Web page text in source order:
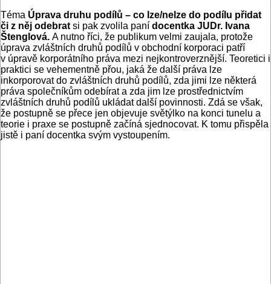
Téma Úprava druhu podílů – co lze/nelze do podílu přidat
či z něj odebrat si pak zvolila paní docentka JUDr. Ivana
Štenglová. A nutno říci, že publikum velmi zaujala, protože
úprava zvláštních druhů podílů v obchodní korporaci patří
v úpravě korporátního práva mezi nejkontroverznější. Teoretici i
praktici se vehementně přou, jaká že další práva lze
inkorporovat do zvláštních druhů podílů, zda jimi lze některá
práva společníkům odebírat a zda jim lze prostřednictvím
zvláštních druhů podílů ukládat další povinnosti. Zdá se však,
že postupně se přece jen objevuje světýlko na konci tunelu a
teorie i praxe se postupně začíná sjednocovat. K tomu přispěla
jistě i paní docentka svým vystoupením.